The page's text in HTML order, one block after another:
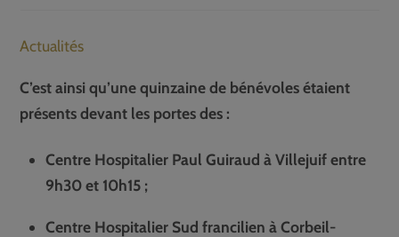
Actualités
C’est ainsi qu’une quinzaine de bénévoles étaient
présents devant les portes des :
Centre Hospitalier Paul Guiraud à Villejuif entre
9h30 et 10h15 ;
Centre Hospitalier Sud francilien à Corbeil-